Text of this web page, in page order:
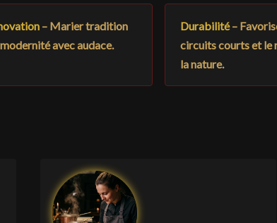
– Marier tradition
avec audace.
Durabilité–
circuits courts et le
la nature.